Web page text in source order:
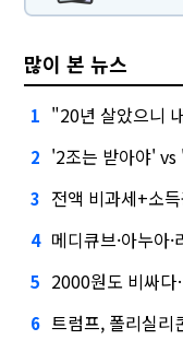
많이 본 뉴스
1 "20년 살았으니
2 '2조는 받아야'
3 전액 비과세+소
4 메디큐브·아누아
5 2000원도 비싸다…
6 트럼프, 폴리실리콘